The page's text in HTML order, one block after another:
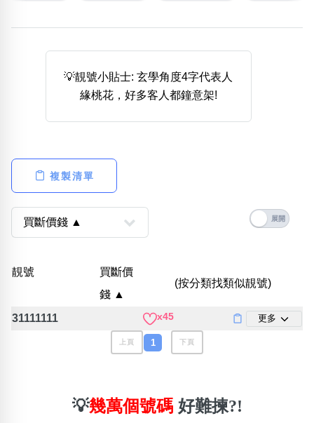
888尾
999尾 777尾 9字頭 6字頭
無4字
清除全部分類
高級分類 i
幸運號分類
五行
💡靚號小貼士: 玄學角度4字代表人
緣桃花，好多客人都鐘意架!
複製清單
靚號
買斷價
錢 ▲
(按分類找類似靚號)
31111111 x45 更多
上頁 1 下頁
💡幾萬個號碼 好難揀?!